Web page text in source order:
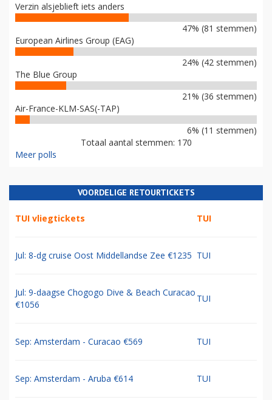
Verzin alsjeblieft iets anders
47% (81 stemmen)
European Airlines Group (EAG)
24% (42 stemmen)
The Blue Group
21% (36 stemmen)
Air-France-KLM-SAS(-TAP)
6% (11 stemmen)
Totaal aantal stemmen: 170
Meer polls
VOORDELIGE RETOURTICKETS
TUI vliegtickets TUI
Jul: 8-dg cruise Oost Middellandse Zee €1235 TUI
Jul: 9-daagse Chogogo Dive & Beach Curacao
€1056
TUI
Sep: Amsterdam - Curacao €569 TUI
Sep: Amsterdam - Aruba €614 TUI